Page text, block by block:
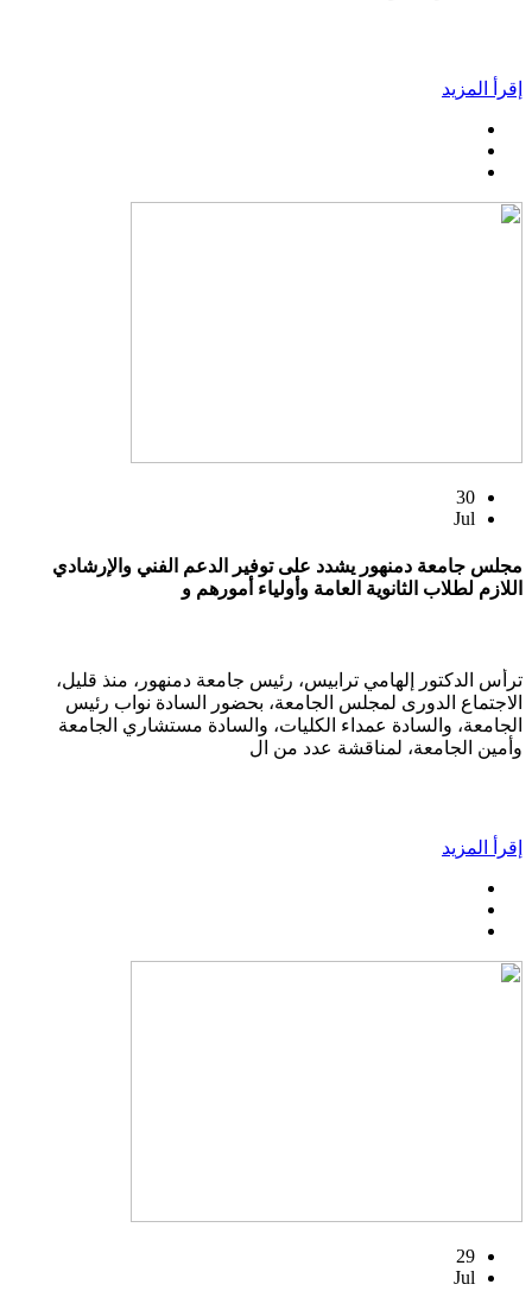
إقرأ المزيد
30
Jul
مجلس جامعة دمنهور يشدد على توفير الدعم الفني والإرشادي
اللازم لطلاب الثانوية العامة وأولياء أمورهم و
ترأس الدكتور إلهامي ترابيس، رئيس جامعة دمنهور، منذ قليل،
الاجتماع الدورى لمجلس الجامعة، بحضور السادة نواب رئيس
الجامعة، والسادة عمداء الكليات، والسادة مستشاري الجامعة
وأمين الجامعة، لمناقشة عدد من ال
إقرأ المزيد
29
Jul